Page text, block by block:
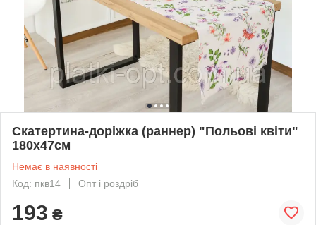
Скатертина-доріжка (раннер) "Польові квіти"
180х47см
Немає в наявності
Код: пкв14
Опт і роздріб
193 ₴